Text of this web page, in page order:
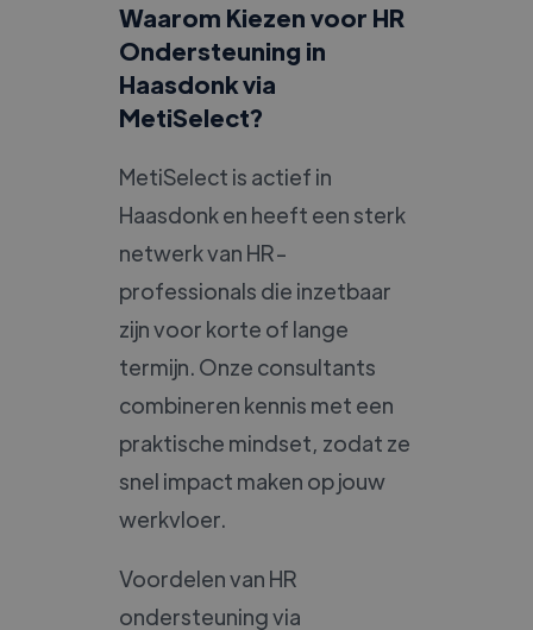
Waarom Kiezen voor HR
Ondersteuning in
Haasdonk via
MetiSelect?
MetiSelect is actief in
Haasdonk en heeft een sterk
netwerk van HR-
professionals die inzetbaar
zijn voor korte of lange
termijn. Onze consultants
combineren kennis met een
praktische mindset, zodat ze
snel impact maken op jouw
werkvloer.
Voordelen van HR
ondersteuning via